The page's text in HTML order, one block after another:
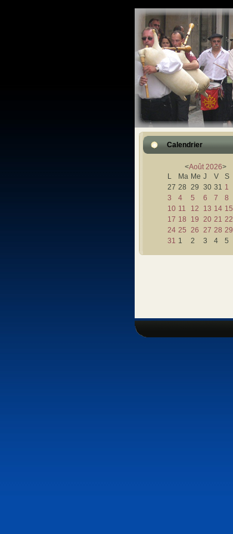
Calendrier
<Août 2026>
L
Ma Me J V S
27 28 29 30 31 1
3
4 5 6 7 8
10 11 12 13 14 15
17 18 19 20 21 22
24 25 26 27 28 29
31 1 2 3 4 5